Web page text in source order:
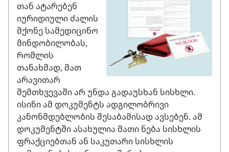
თან ატარებენ
იურიდიული ძალის
მქონე სამედიცინო
მინდობილობას,
რომლის
თანახმად, მათ
არავითარ
შემთხვევაში არ უნდა გადაუსხან სისხლი.
ისინი ამ დოკუმენტს ადგილობრივი
კანონმდებლობის შესაბამისად ავსებენ. ამ
დოკუმენტში ასახულია მათი ნება სისხლის
ფრაქციებთან ან საკუთარი სისხლის